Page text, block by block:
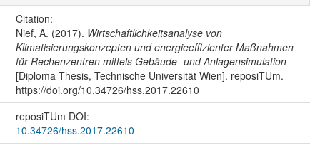
Citation:
Nief, A. (2017). Wirtschaftlichkeitsanalyse von
Klimatisierungskonzepten und energieeffizienter Maßnahmen
für Rechenzentren mittels Gebäude- und Anlagensimulation
[Diploma Thesis, Technische Universität Wien]. reposiTUm.
https://doi.org/10.34726/hss.2017.22610
reposiTUm DOI:
10.34726/hss.2017.22610